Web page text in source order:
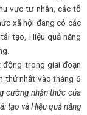
vực tư nhân, các tổ
xã hội đang có các
tạo, Hiệu quả năng
trong giai đoạn
thứ nhất vào tháng 6
cường nhận thức của
tạo và Hiệu quả năng